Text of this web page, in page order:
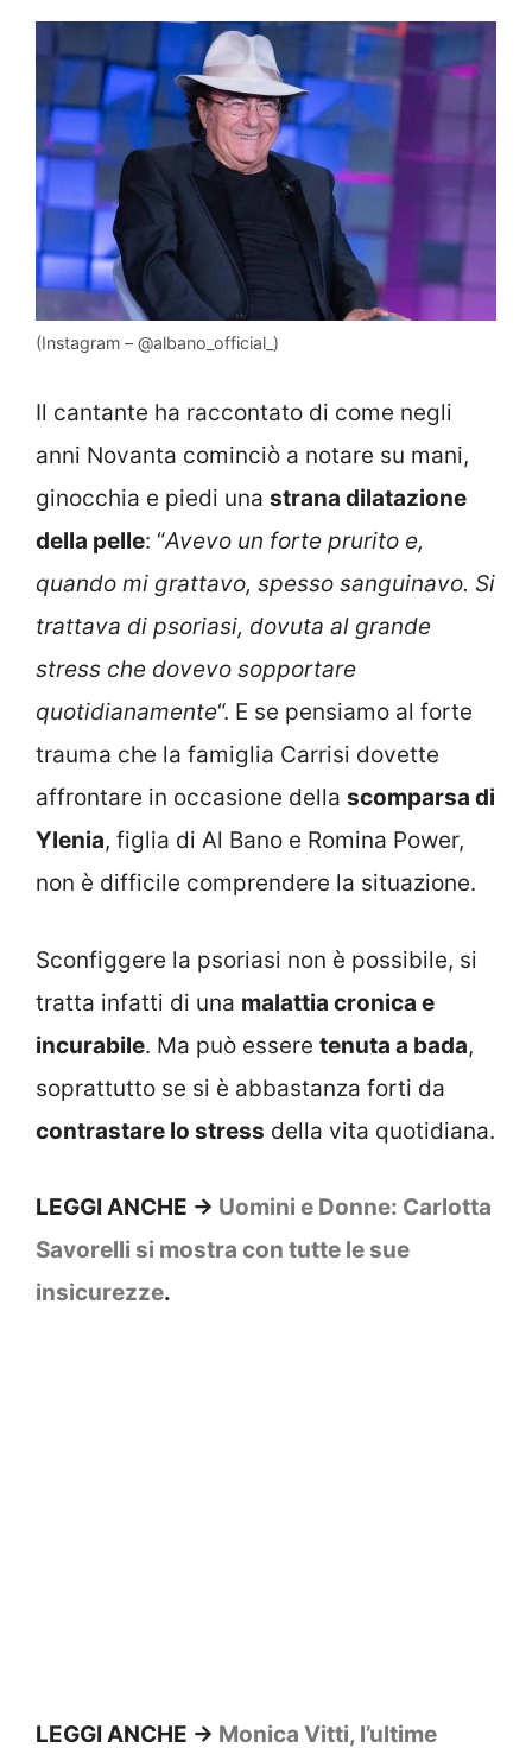
(Instagram – @albano_official_)
Il cantante ha raccontato di come negli
anni Novanta cominciò a notare su mani,
ginocchia e piedi una strana dilatazione
della pelle: “Avevo un forte prurito e,
quando mi grattavo, spesso sanguinavo. Si
trattava di psoriasi, dovuta al grande
stress che dovevo sopportare
quotidianamente“. E se pensiamo al forte
trauma che la famiglia Carrisi dovette
affrontare in occasione della scomparsa di
Ylenia, figlia di Al Bano e Romina Power,
non è difficile comprendere la situazione.
Sconfiggere la psoriasi non è possibile, si
tratta infatti di una malattia cronica e
incurabile. Ma può essere tenuta a bada,
soprattutto se si è abbastanza forti da
contrastare lo stress della vita quotidiana.
LEGGI ANCHE -> Uomini e Donne: Carlotta
Savorelli si mostra con tutte le sue
insicurezze.
LEGGI ANCHE -> Monica Vitti, l’ultime